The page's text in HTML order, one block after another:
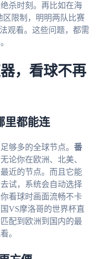
杀时刻。再比如在海
限制，明明两队比赛
观看。这些问题，都需
，看球不再
里都能连
够多的全球节点。 番
论你在欧洲、北美、
近的节点。而且它能
试，系统会自动选择
看球时画面流畅不卡
VS摩洛哥的世界杯直
配到欧洲到国内的最
。